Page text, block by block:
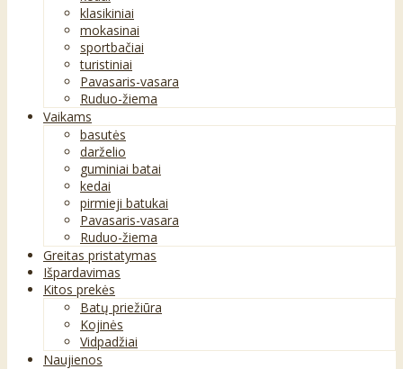
klasikiniai
mokasinai
sportbačiai
turistiniai
Pavasaris-vasara
Ruduo-žiema
Vaikams
basutės
darželio
guminiai batai
kedai
pirmieji batukai
Pavasaris-vasara
Ruduo-žiema
Greitas pristatymas
Išpardavimas
Kitos prekės
Batų priežiūra
Kojinės
Vidpadžiai
Naujienos